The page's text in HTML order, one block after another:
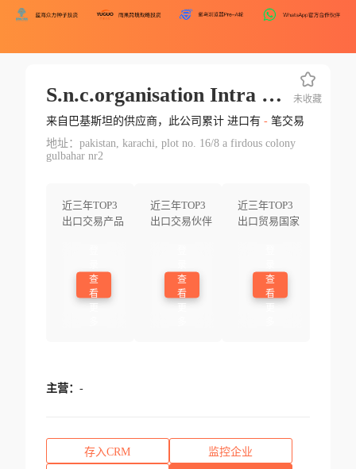
S.n.c.organisation Intra Groupe Des Achats Завод Fatima Apparel House
来自巴基斯坦的供应商，此公司累计 进口有 -笔交易
地址：pakistan, karachi, plot no. 16/8 a firdous colony
gulbahar nr2
近三年TOP3
出口交易产品
查
看
近三年TOP3
出口交易伙伴
查
看
近三年TOP3
出口贸易国家
查
看
未收藏
主营： -
存入CRM 监控企业